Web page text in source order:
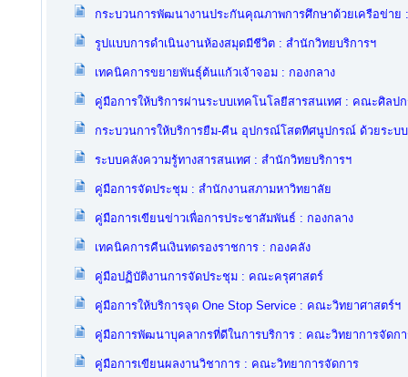
กระบวนการพัฒนางานประกันคุณภาพการศึกษาด้วยเครือข่าย
รูปแบบการดำเนินงานห้องสมุดมีชีวิต : สำนักวิทยบริการฯ
เทคนิคการขยายพันธุ์ต้นแก้วเจ้าจอม : กองกลาง
คู่มือการให้บริการผ่านระบบเทคโนโลยีสารสนเทศ : คณะศิลป
กระบวนการให้บริการยืม-คืน อุปกรณ์โสตทีศนูปกรณ์ ด้วยระบ
ระบบคลังความรู้ทางสารสนเทศ : สำนักวิทยบริการฯ
คู่มือการจัดประชุม : สำนักงานสภามหาวิทยาลัย
คู่มือการเขียนข่าวเพื่อการประชาสัมพันธ์ : กองกลาง
เทคนิคการคืนเงินทดรองราชการ : กองคลัง
คู่มือปฏิบัติงานการจัดประชุม : คณะครุศาสตร์
คู่มือการให้บริการจุด One Stop Service : คณะวิทยาศาสตร์ฯ
คู่มือการพัฒนาบุคลากรที่ดีในการบริการ : คณะวิทยาการจัดก
คู่มือการเขียนผลงานวิชาการ : คณะวิทยาการจัดการ